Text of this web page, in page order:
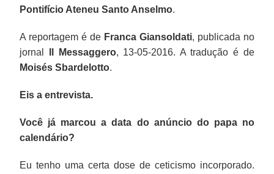
Pontifício Ateneu Santo Anselmo.
A reportagem é de Franca Giansoldati, publicada no
jornal
Il Messaggero, 13-05-2016. A tradução é de
Moisés Sbardelotto.
Eis a entrevista.
Você já marcou a data do anúncio do papa no
calendário?
Eu tenho uma certa dose de ceticismo incorporado.